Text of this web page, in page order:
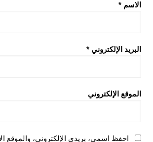
الاسم *
البريد الإلكتروني *
الموقع الإلكتروني
احفظ اسمي، بريدي الإلكتروني، والموقع